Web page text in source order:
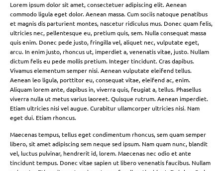
Lorem ipsum dolor sit amet, consectetuer adipiscing elit. Aenean
commodo ligula eget dolor. Aenean massa. Cum sociis natoque penatibus
et magnis dis parturient montes, nascetur ridiculus mus. Donec quam felis,
ultricies nec, pellentesque eu, pretium quis, sem. Nulla consequat massa
quis enim. Donec pede justo, fringilla vel, aliquet nec, vulputate eget,
arcu. In enim justo, rhoncus ut, imperdiet a, venenatis vitae, justo. Nullam
dictum felis eu pede mollis pretium. Integer tincidunt. Cras dapibus.
Vivamus elementum semper nisi. Aenean vulputate eleifend tellus.
Aenean leo ligula, porttitor eu, consequat vitae, eleifend ac, enim.
Aliquam lorem ante, dapibus in, viverra quis, feugiat a, tellus. Phasellus
viverra nulla ut metus varius laoreet. Quisque rutrum. Aenean imperdiet.
Etiam ultricies nisi vel augue. Curabitur ullamcorper ultricies nisi. Nam
eget dui. Etiam rhoncus.
Maecenas tempus, tellus eget condimentum rhoncus, sem quam semper
libero, sit amet adipiscing sem neque sed ipsum. Nam quam nunc, blandit
vel, luctus pulvinar, hendrerit id, lorem. Maecenas nec odio et ante
tincidunt tempus. Donec vitae sapien ut libero venenatis faucibus. Nullam